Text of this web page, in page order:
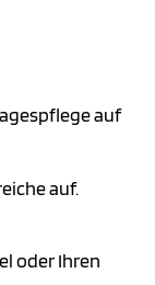
auf
auf.
oder Ihren